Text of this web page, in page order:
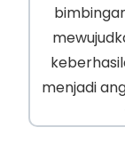
menjadi